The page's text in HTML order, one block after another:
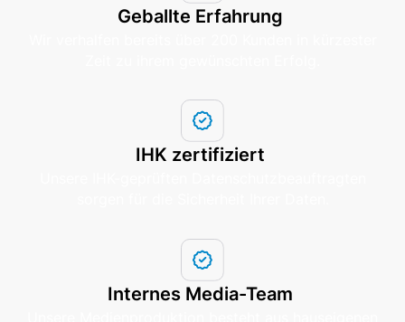
Geballte Erfahrung
IHK zertifiziert
Internes Media-Team